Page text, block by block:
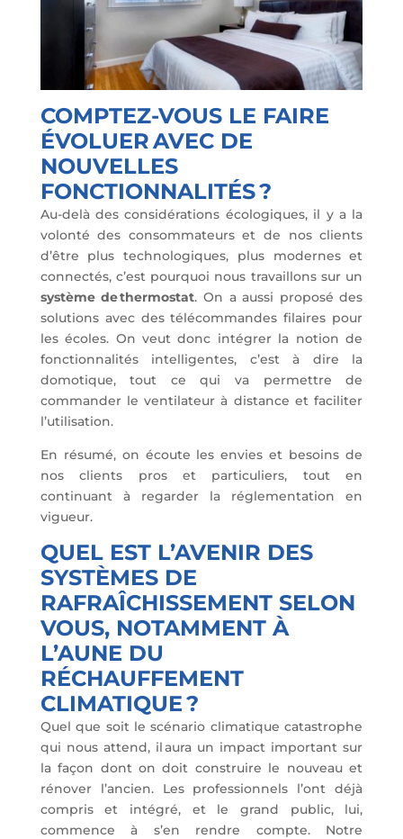
COMPTEZ-VOUS LE FAIRE
ÉVOLUER AVEC DE
NOUVELLES
FONCTIONNALITÉS ?
Au-delà des considérations écologiques, il y a la
volonté des consommateurs et de nos clients
d’être plus technologiques, plus modernes et
connectés, c’est pourquoi nous travaillons sur un
système de thermostat. On a aussi proposé des
solutions avec des télécommandes filaires pour
les écoles. On veut donc intégrer la notion de
fonctionnalités intelligentes, c’est à dire la
domotique, tout ce qui va permettre de
commander le ventilateur à distance et faciliter
l’utilisation.
En résumé, on écoute les envies et besoins de
nos clients pros et particuliers, tout en
continuant à regarder la réglementation en
vigueur.
QUEL EST L’AVENIR DES
SYSTÈMES DE
RAFRAÎCHISSEMENT SELON
VOUS, NOTAMMENT À
L’AUNE DU
RÉCHAUFFEMENT
CLIMATIQUE ?
Quel que soit le scénario climatique catastrophe
qui nous attend, il aura un impact important sur
la façon dont on doit construire le nouveau et
rénover l’ancien. Les professionnels l’ont déjà
compris et intégré, et le grand public, lui,
commence à s’en rendre compte. Notre